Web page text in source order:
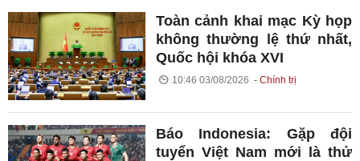
Toàn cảnh khai mạc Kỳ họp
không thường lệ thứ nhất,
Quốc hội khóa XVI
10:46 03/08/2026 Chính trị
Báo Indonesia: Gặp đội
tuyển Việt Nam mới là thử